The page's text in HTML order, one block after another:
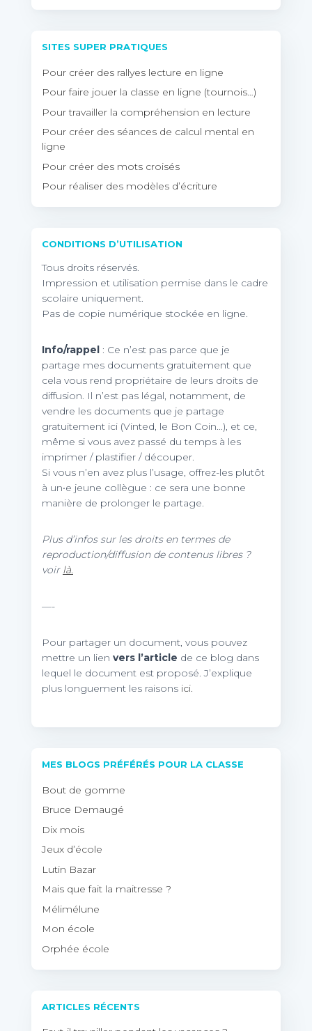
SITES SUPER PRATIQUES
Pour créer des rallyes lecture en ligne
Pour faire jouer la classe en ligne (tournois…)
Pour travailler la compréhension en lecture
Pour créer des séances de calcul mental en
ligne
Pour créer des mots croisés
Pour réaliser des modèles d’écriture
CONDITIONS D’UTILISATION
Tous droits réservés.
Impression et utilisation permise dans le cadre
scolaire uniquement.
Pas de copie numérique stockée en ligne.
Info/rappel : Ce n’est pas parce que je
partage mes documents gratuitement que
cela vous rend propriétaire de leurs droits de
diffusion. Il n’est pas légal, notamment, de
vendre les documents que je partage
gratuitement ici (Vinted, le Bon Coin…), et ce,
même si vous avez passé du temps à les
imprimer / plastifier / découper.
Si vous n’en avez plus l’usage, offrez-les plutôt
à un•e jeune collègue : ce sera une bonne
manière de prolonger le partage.
Plus d’infos sur les droits en termes de
reproduction/diffusion de contenus libres ?
voir là.
—-
Pour partager un document, vous pouvez
mettre un lien vers l’article de ce blog dans
lequel le document est proposé. J’explique
plus longuement les raisons ici.
MES BLOGS PRÉFÉRÉS POUR LA CLASSE
Bout de gomme
Bruce Demaugé
Dix mois
Jeux d’école
Lutin Bazar
Mais que fait la maitresse ?
Mélimélune
Mon école
Orphée école
ARTICLES RÉCENTS